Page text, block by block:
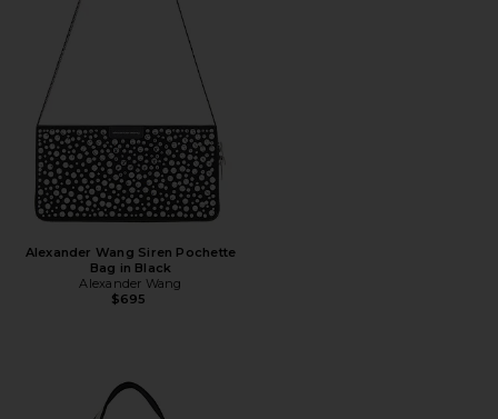
Alexander Wang Siren Pochette
Bag in Black
Alexander Wang
$695